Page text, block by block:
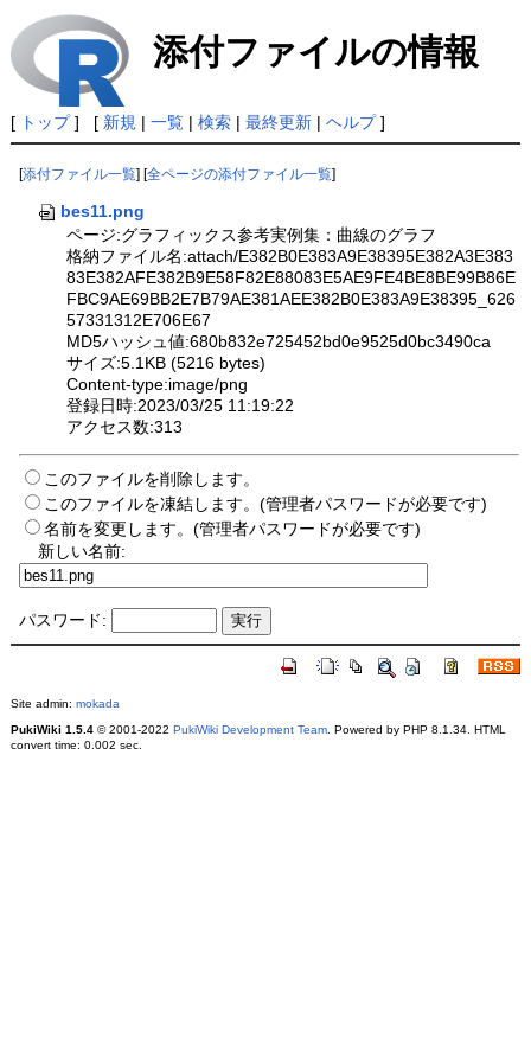
添付ファイルの情報
[ トップ] [ 新規 | 一覧| 検索| 最終更新| ヘルプ]
[添付ファイル一覧 ] [全ページの添付ファイル一覧
bes11.png
ページ:グラフィックス参考実例集：曲線のグラフ
格納ファイル名:attach/E382B0E383A9E38395E382A3E383
83E382AFE382B9E58F82E88083E5AE9FE4BE8BE99B86E
FBC9AE69BB2E7B79AE381AEE382B0E383A9E38395_626
57331312E706E67
MD5ハッシュ値:680b832e725452bd0e9525d0bc3490ca
サイズ:5.1KB (5216 bytes)
Content-type:image/png
登録日時:2023/03/25 11:19:22
アクセス数:313
このファイルを削除します。
このファイルを凍結します。(管理者パスワードが必要です)
名前を変更します。(管理者パスワードが必要です)
新しい名前:
パスワード:
Site admin: mokada
PukiWiki 1.5.4© 2001-2022 PukiWiki Development Team. Powered by PHP 8.1.34. HTML
convert time: 0.002 sec.